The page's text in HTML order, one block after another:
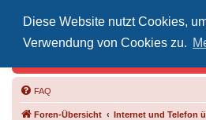
Diese Website nutzt Cookies,
Verwendung von Cookies zu.
FAQ
Foren-Übersicht Internet und Telefon